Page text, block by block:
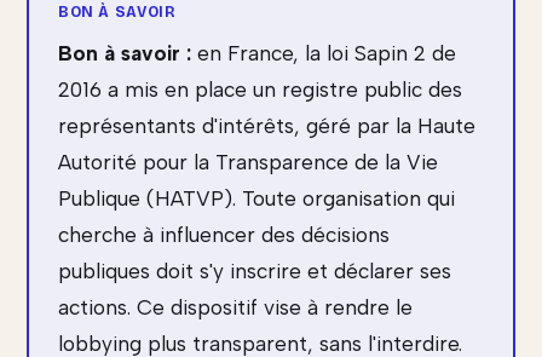
Bon à savoir : en France, la loi Sapin 2 de
2016 a mis en place un registre public des
représentants d'intérêts, géré par la Haute
Autorité pour la Transparence de la Vie
Publique (HATVP). Toute organisation qui
cherche à influencer des décisions
publiques doit s'y inscrire et déclarer ses
actions. Ce dispositif vise à rendre le
lobbying plus transparent, sans l'interdire.